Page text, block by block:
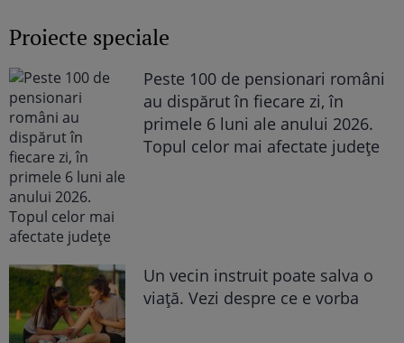
Proiecte speciale
Peste 100 de pensionari români
au dispărut în fiecare zi, în
primele 6 luni ale anului 2026.
Topul celor mai afectate județe
Un vecin instruit poate salva o
viață. Vezi despre ce e vorba